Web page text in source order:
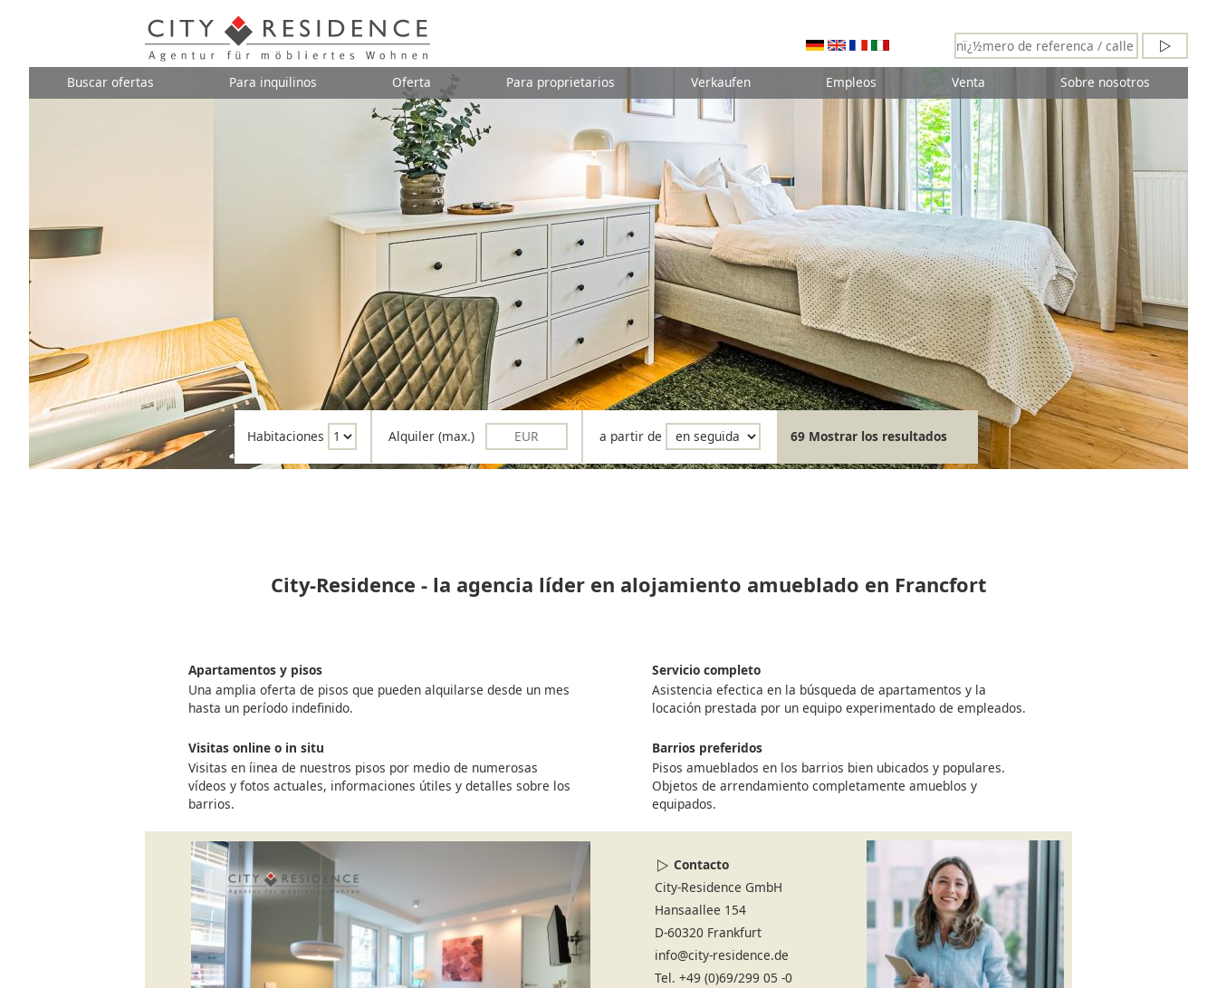
Buscar ofertas Para inquilinos Oferta Para proprietarios Verkaufen Empleos Venta Sobre nosotros
Habitaciones Alquiler (max.) a partir de 69 Mostrar los resultados
City-Residence - la agencia líder en alojamiento amueblado en Francfort
Apartamentos y pisos
Una amplia oferta de pisos que pueden alquilarse desde un mes
hasta un período indefinido.
Servicio completo
Asistencia efectica en la búsqueda de apartamentos y la
locación prestada por un equipo experimentado de empleados.
Visitas online o in situ
Visitas en íinea de nuestros pisos por medio de numerosas
vídeos y fotos actuales, informaciones útiles y detalles sobre los
barrios.
Barrios preferidos
Pisos amueblados en los barrios bien ubicados y populares.
Objetos de arrendamiento completamente amueblos y
equipados.
Contacto
City-Residence GmbH
Hansaallee 154
D-60320 Frankfurt
info@city-residence.de
Tel. +49 (0)69/299 05 -0